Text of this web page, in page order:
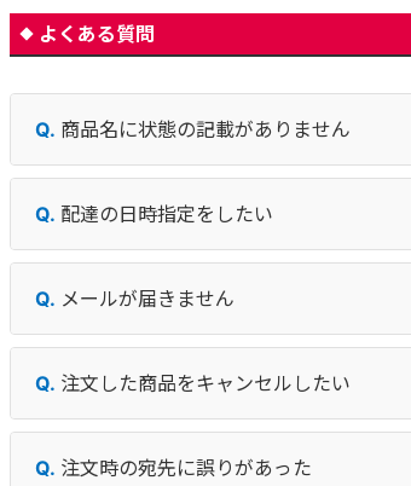
よくある質問
商品名に状態の記載がありません
配達の日時指定をしたい
メールが届きません
注文した商品をキャンセルしたい
注文時の宛先に誤りがあった